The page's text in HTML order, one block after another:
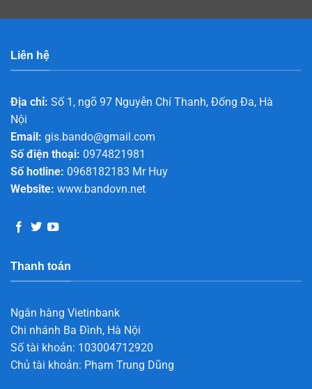
Liên hệ
Địa chỉ: Số 1, ngõ 97 Nguyễn Chí Thanh, Đống Đa, Hà
Nội
Email: gis.bando@gmail.com
Số điện thoại: 0974821981
Số hotline: 0968182183 Mr Huy
Website: www.bandovn.net
Thanh toán
Ngân hàng Vietinbank
Chi nhánh Ba Đình, Hà Nội
Số tài khoản: 103004712920
Chủ tài khoản: Phạm Trung Dũng